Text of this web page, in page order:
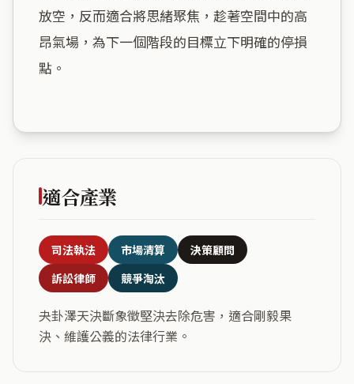
放空，反而適合將思緒聚焦，趁著空間中的高
昂氣場，為下一個階段的目標立下明確的停損
點。
適合產業
司法執法 市場清算
決策顧問
訴訟律師
競爭淘汰
夬卦澤天決斷象徵堅決去除危害，適合剛毅果
決、維護公義的法律行業。